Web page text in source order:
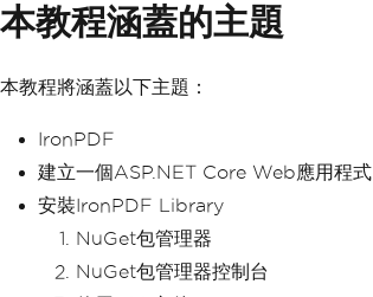
本教程涵蓋的主題
本教程將涵蓋以下主題：
IronPDF
建立一個ASP.NET Core Web應用程式
安裝IronPDF Library
NuGet包管理器
NuGet包管理器控制台